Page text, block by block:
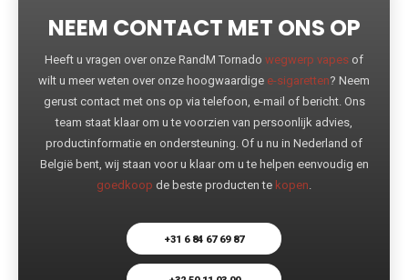
NEEM CONTACT MET ONS OP
Heeft u vragen over onze RandM Tornado wegwerp vapes of
wilt u meer weten over onze hoogwaardige e-sigaretten? Neem
gerust contact met ons op via telefoon, e-mail of bericht. Ons
team staat klaar om u te voorzien van persoonlijk advies,
productinformatie en ondersteuning. Of u nu in Nederland of
België bent, wij staan voor u klaar om u te helpen eenvoudig en
goedkoop de beste producten te kopen.
+31 6 84 67 69 87